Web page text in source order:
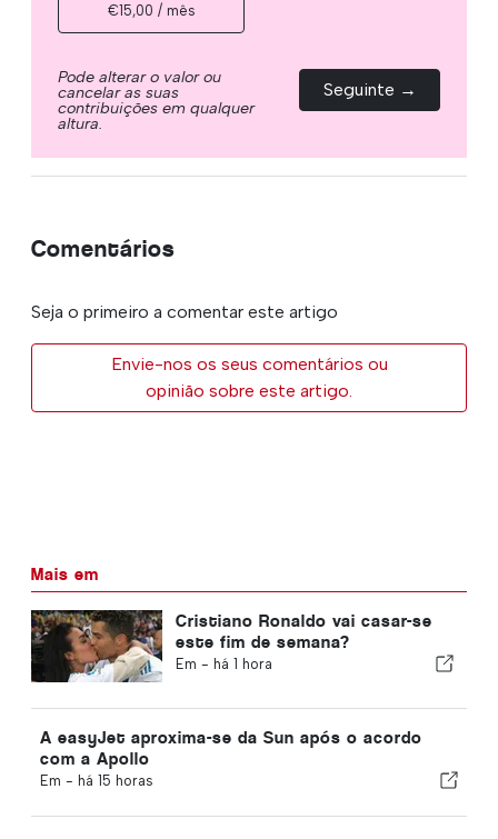
€15,00 / mês
Pode alterar o valor ou
cancelar as suas
contribuições em qualquer
altura.
Seguinte →
Comentários
Seja o primeiro a comentar este artigo
Envie-nos os seus comentários ou
opinião sobre este artigo.
Mais em
Cristiano Ronaldo vai casar-se
este fim de semana?
Em - há 1 hora
A easyJet aproxima-se da Sun após o acordo
com a Apollo
Em - há 15 horas